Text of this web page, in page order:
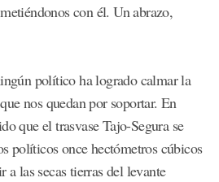
con él. Un abrazo,
político ha logrado calmar la
nos quedan por soportar. En
que el trasvase Tajo-Segura se
políticos once hectómetros cúbicos
a las secas tierras del levante